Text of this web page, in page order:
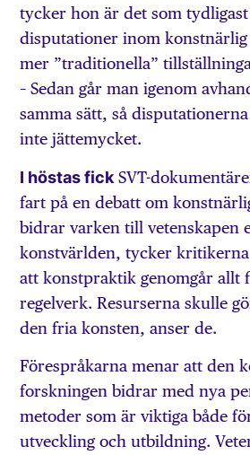
tycker hon är det som
disputationer inom
mer ”traditionella”
– Sedan går man igenom
samma sätt, så
inte jättemycket.
I höstas fick SVT-
fart på en debatt om
bidrar varken till vetenskapen
konstvärlden, tycker
att konstpraktik genomgår allt
regelverk. Resurserna skulle
den fria konsten, anser de.
Förespråkarna menar att den
forskningen bidrar med nya
metoder som är viktiga både
utveckling och utbildning.